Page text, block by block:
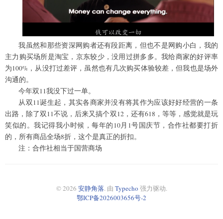
我虽然和那些资深网购者还有段距离，但也不是网购小白，我的
主力购买场所是淘宝，京东较少，没用过拼多多。我给商家的好评率
为100%，从没打过差评，虽然也有几次购买体验较差，但我也是场外
沟通的。
今年双11我没下过一单。
从双11诞生起，其实各商家并没有将其作为应该好好经营的一条
出路，除了双11不说，后来又搞个双12，还有618，等等，感觉就是玩
笑似的。我记得我小时候，每年的10月1号国庆节，合作社都要打折
的，所有商品全场8折，这个是真正的折扣。
注：合作社相当于国营商场
© 2026 安静角落. 由 Typecho 强力驱动.
鄂ICP备2026003656号-2